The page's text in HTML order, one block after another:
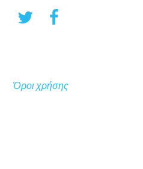
Όροι χρήσης